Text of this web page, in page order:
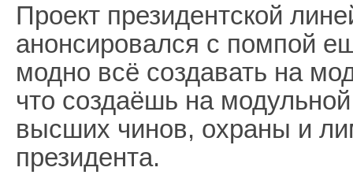
Проект президентской
анонсировался с помпой
модно всё создавать на
что создаёшь на
высших чинов, охраны и
президента.